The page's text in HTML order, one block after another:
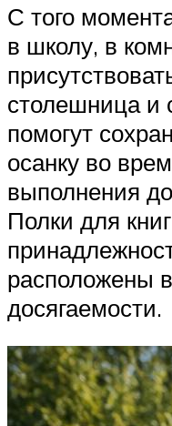
С того
в школу, в
столешница и
помогут
осанку во
выполнения
Полки для
расположены
досягаемости.